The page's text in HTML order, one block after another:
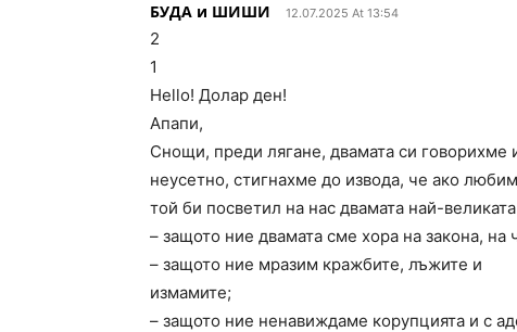
БУДА и ШИШИ 12.07.2025 At 13:54
2
1
Hello! Долар ден!
Апапи,
Снощи, преди лягане, двамата си говорихме
неусетно, стигнахме до извода, че ако
той би посветил на нас двамата най-
– защото ние двамата сме хора на закона, на
– защото ние мразим кражбите, лъжите и
измамите;
– защото ние ненавиждаме корупцията и с